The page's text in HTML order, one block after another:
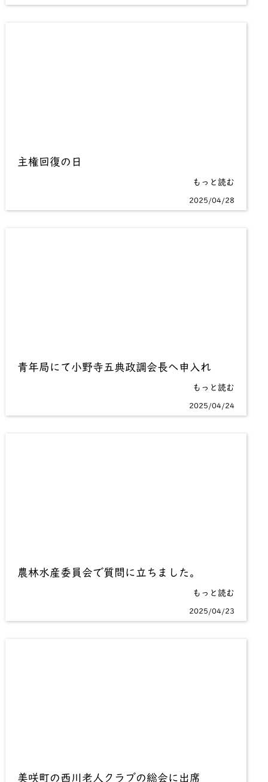
主権回復の日
もっと読む
2025/04/28
青年局にて小野寺五典政調会長へ申入れ
もっと読む
2025/04/24
農林水産委員会で質問に立ちました。
もっと読む
2025/04/23
美咲町の西川老人クラブの総会に出席